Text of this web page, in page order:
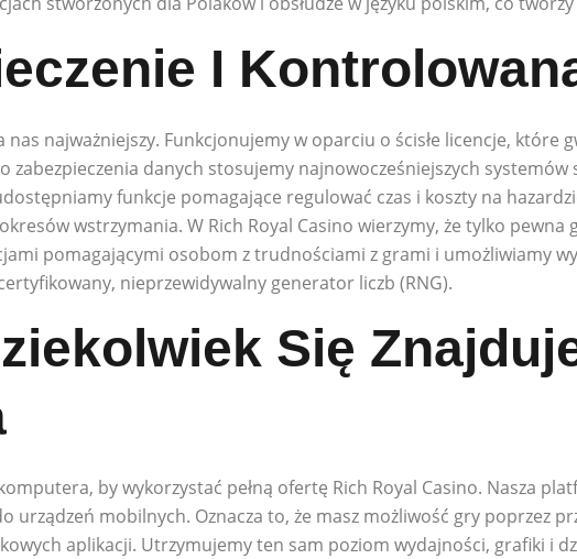
I
najważniejszy. Funkcjonujemy w oparciu o ścisłe licencje, które
zabezpieczenia danych stosujemy najnowocześniejszych systemów
funkcje pomagające regulować czas i koszty na
wstrzymania. W Rich Royal Casino wierzymy, że tylko
pomagającymi osobom z trudnościami z grami i umożliwiamy
nieprzewidywalny generator liczb (RNG).
Się
by wykorzystać pełną ofertę Rich Royal Casino. Nasza
urządzeń mobilnych. Oznacza to, że masz możliwość gry poprzez
aplikacji. Utrzymujemy ten sam poziom wydajności, grafiki i